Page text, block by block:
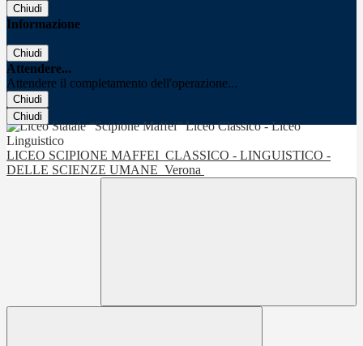
Chiudi
Informazione
Chiudi
Attendere...
Attendere il completamento dell'operazione...
Chiudi
Chiudi
LICEO SCIPIONE MAFFEI CLASSICO - LINGUISTICO -
DELLE SCIENZE UMANE Verona